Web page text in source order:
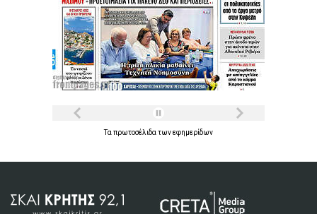
Τα πρωτοσέλιδα τωνεφημερίδων